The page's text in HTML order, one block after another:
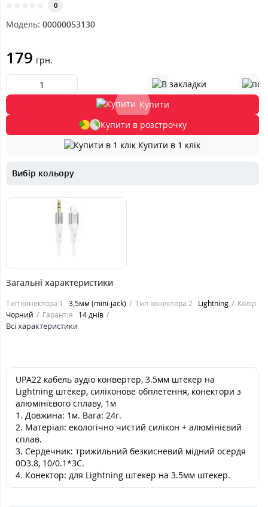
0
Модель: 00000053130
179 грн.
Купити
Купити в розстрочку
Купити в 1 клік
Вибір кольору
179 грн.
Загальні характеристики
Тип конектора 1 3,5мм (mini-jack) Тип конектора 2 Lightning
Колір
Чорний
Гарантія 14 днів
Всі характеристики
UPA22 кабель аудіо конвертер, 3.5мм штекер на
Lightning штекер, силіконове обплетення, конектори з
алюмінієвого сплаву, 1м
1. Довжина: 1м. Вага: 24г.
2. Матеріал: екологічно чистий силікон + алюмінієвий
сплав.
3. Сердечник: трижильний безкисневий мідний осердя
0D3.8, 10/0.1*3C.
4. Конектор: для Lightning штекер на 3.5мм штекер.